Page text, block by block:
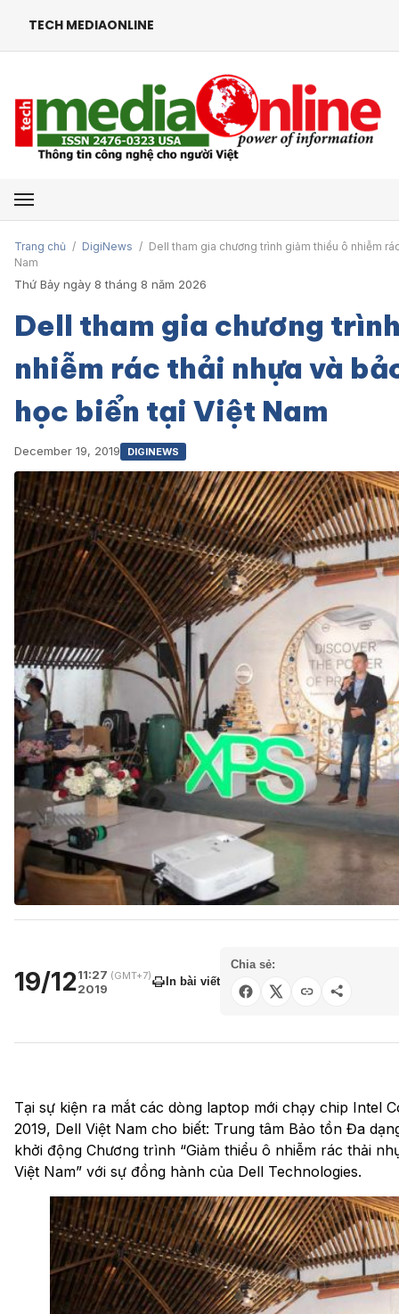
TECH MEDIAONLINE
Mở menu
Trang chủ / DigiNews / Dell tham gia chương trình giảm thiểu ô nhiễm
Nam
Thứ Bảy ngày 8 tháng 8 năm 2026
Dell tham gia chương
nhiễm rác thải nhựa và
học biển tại Việt Nam
December 19, 2019 DIGINEWS
19/1211:27 (GMT+7)
2019 In bài viết
Chia sẻ:
Tại sự kiện ra mắt các dòng laptop mới chạy chip Intel
2019, Dell Việt Nam cho biết: Trung tâm Bảo tồn Đa
khởi động Chương trình “Giảm thiểu ô nhiễm rác thải
Việt Nam” với sự đồng hành của Dell Technologies.